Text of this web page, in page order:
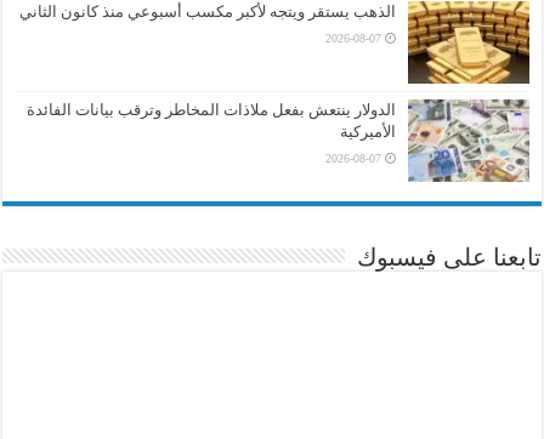
الذهب يستقر ويتجه لأكبر مكسب أسبوعي منذ كانون الثاني
2026-08-07
الدولار ينتعش بفعل ملاذات المخاطر وترقب بيانات الفائدة
الأميركية
2026-08-07
تابعنا على فيسبوك